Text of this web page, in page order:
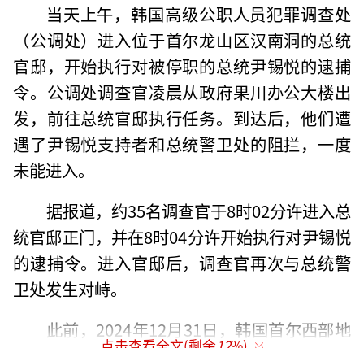
当天上午，韩国高级公职人员犯罪调查处
（公调处）进入位于首尔龙山区汉南洞的总统
官邸，开始执行对被停职的总统尹锡悦的逮捕
令。公调处调查官凌晨从政府果川办公大楼出
发，前往总统官邸执行任务。到达后，他们遭
遇了尹锡悦支持者和总统警卫处的阻拦，一度
未能进入。
据报道，约35名调查官于8时02分许进入总
统官邸正门，并在8时04分许开始执行对尹锡悦
的逮捕令。进入官邸后，调查官再次与总统警
卫处发生对峙。
此前，2024年12月31日，韩国首尔西部地